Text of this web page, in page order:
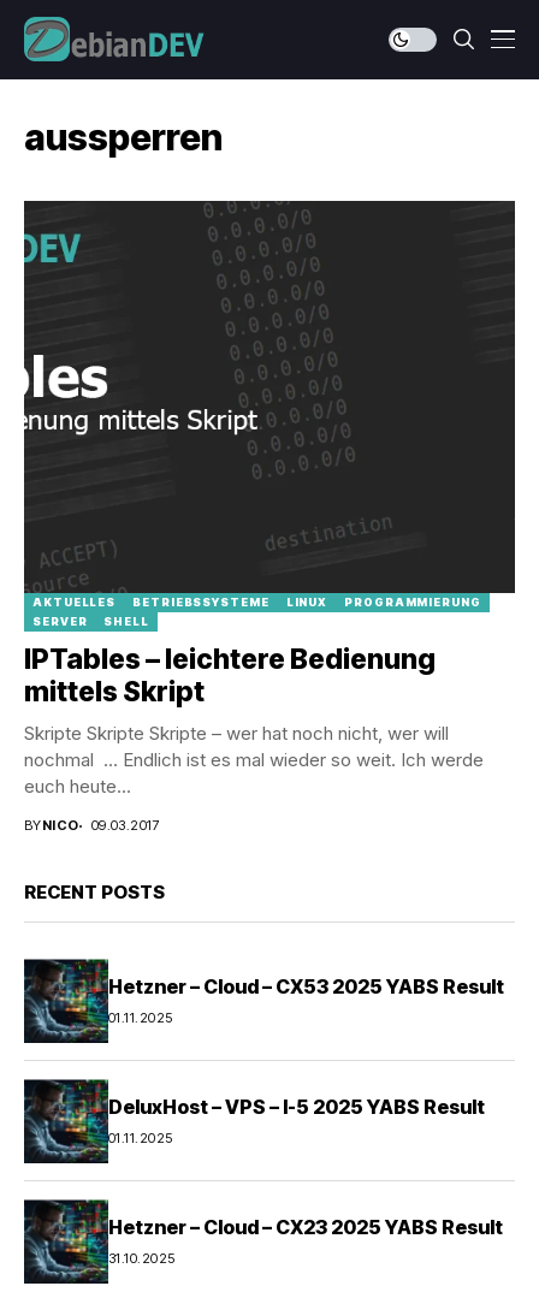
aussperren
AKTUELLES BETRIEBSSYSTEME LINUX
PROGRAMMIERUNG
SERVER
SHELL
IPTables – leichtere Bedienung
mittels Skript
Skripte Skripte Skripte – wer hat noch nicht, wer will
nochmal … Endlich ist es mal wieder so weit. Ich werde
euch heute...
BYNICO 09.03.2017
RECENT POSTS
Hetzner – Cloud – CX53 2025 YABS Result
01.11.2025
DeluxHost – VPS – I-5 2025 YABS Result
01.11.2025
Hetzner – Cloud – CX23 2025 YABS Result
31.10.2025